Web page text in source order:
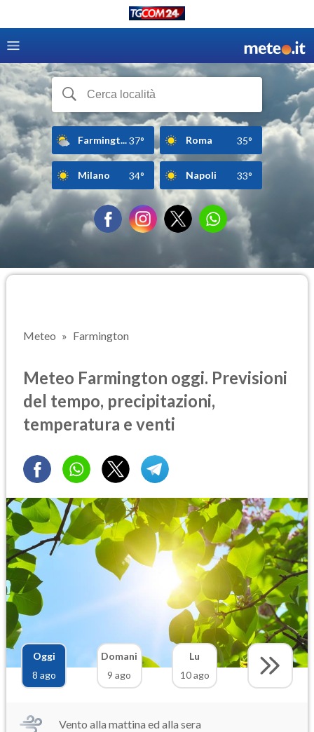
Farmingt...37° Roma 35°
Milano 34° Napoli 33°
Meteo Farmington
Meteo Farmington oggi. Previsioni
del tempo, precipitazioni,
temperatura e venti
Oggi
8 ago
Domani
9 ago
Lu
10 ago
Vento alla mattina ed alla sera